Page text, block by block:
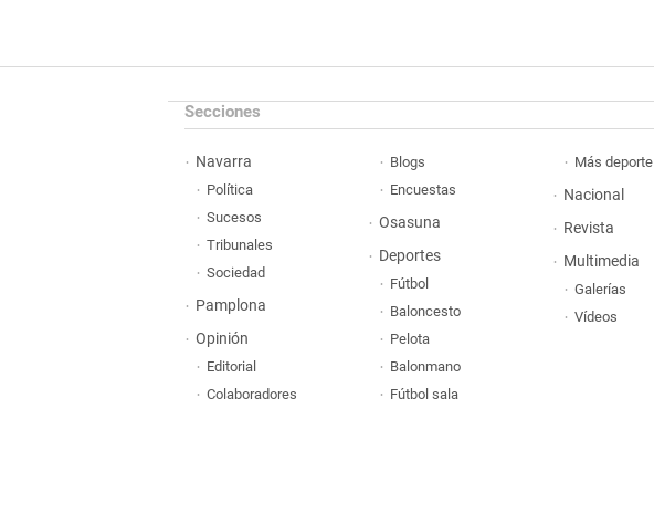
Secciones
Navarra
Política
Sucesos
Tribunales
Sociedad
Pamplona
Opinión
Editorial
Colaboradores
Blogs
Encuestas
Osasuna
Deportes
Fútbol
Baloncesto
Pelota
Balonmano
Fútbol sala
Más deporte
Nacional
Revista
Multimedia
Galerías
Vídeos